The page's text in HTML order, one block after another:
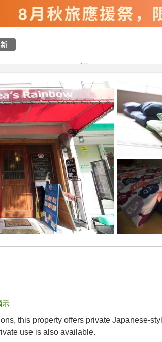
新
示
this property offers private Japanese-
use is also available.